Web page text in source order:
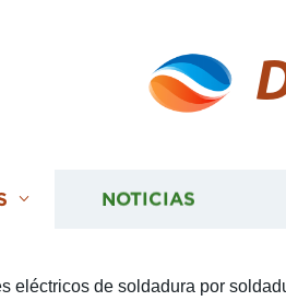
NOTICIAS
eléctricos de soldadura por